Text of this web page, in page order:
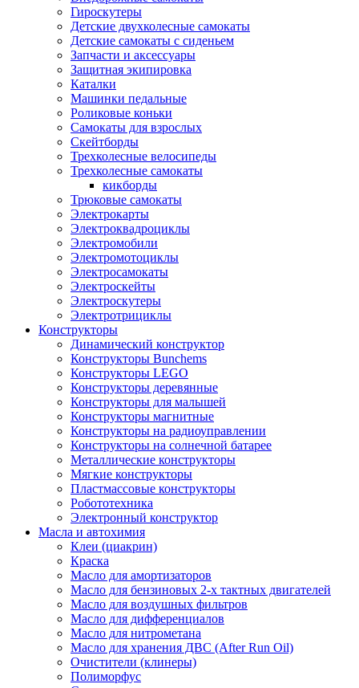
Гироскутеры
Детские двухколесные самокаты
Детские самокаты с сиденьем
Запчасти и аксессуары
Защитная экипировка
Каталки
Машинки педальные
Роликовые коньки
Самокаты для взрослых
Скейтборды
Трехколесные велосипеды
Трехколесные самокаты
кикборды
Трюковые самокаты
Электрокарты
Электроквадроциклы
Электромобили
Электромотоциклы
Электросамокаты
Электроскейты
Электроскутеры
Электротрициклы
Конструкторы
Динамический конструктор
Конструкторы Bunchems
Конструкторы LEGO
Конструкторы деревянные
Конструкторы для малышей
Конструкторы магнитные
Конструкторы на радиоуправлении
Конструкторы на солнечной батарее
Металлические конструкторы
Мягкие конструкторы
Пластмассовые конструкторы
Робототехника
Электронный конструктор
Масла и автохимия
Клеи (циакрин)
Краска
Масло для амортизаторов
Масло для бензиновых 2-х тактных двигателей
Масло для воздушных фильтров
Масло для дифференциалов
Масло для нитрометана
Масло для хранения ДВС (After Run Oil)
Очистители (клинеры)
Полиморфус